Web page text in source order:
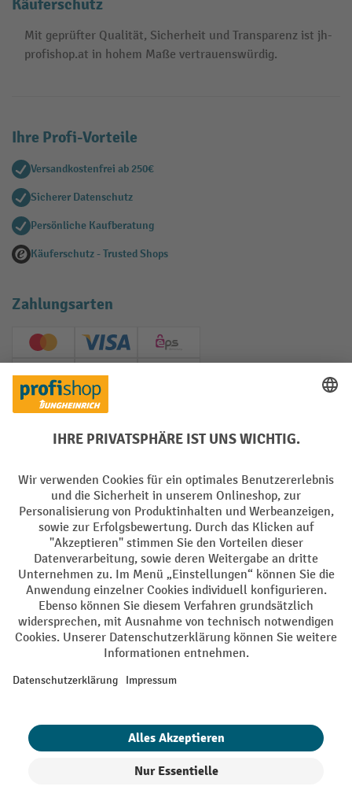
Käuferschutz
Mit geprüfter Qualität, Sicherheit und Transparenz ist jh-
profishop.at in hohem Maße vertrauenswürdig.
Ihre Profi-Vorteile
Versandkostenfrei ab 250€
Sicherer Datenschutz
Persönliche Kaufberatung
Käuferschutz - Trusted Shops
Zahlungsarten
Creditcard (Master)Creditcard (Visa)
EPS
PayPal
Soziale Netzwerke
Impressum Datenschutz
Barrierefreiheit Privacy Settings
Alle Preise exkl. gesetzl. Mehrwertsteuer zzgl.Versandkostenund ggf.
Nachnahmegebühren, wenn nicht anders angegeben.
¹ Der Rabatt gilt so lange der Vorrat reicht. Der Rabatt gilt nicht auf
oder Gutscheinen ist nicht möglich. | ² Der Rabatt wird einmalig bei
eingelöst werden. Die Höhe des Rabatts variiert je nach
Produktkategorie und beträgt bis zu 10 % (10 % auf Lager, Umwelt,
Heben | 7% auf Büro). Ausgenommen sind Elektro-Hubwagen,